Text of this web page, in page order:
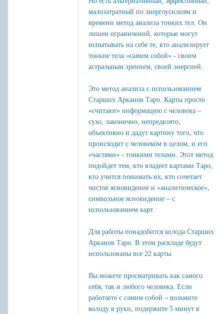
малозатратный по энергоусилиям и
времени метод анализа тонких тел. Он
лишен ограничений, которые могут
испытывать на себе те, кто анализирует
тонкие тела «самим собой» - своим
астральным зрением, своей энергией.
Это метод анализа с использованием
Старших Арканов Таро. Карты просто
«считают» информацию с человека –
сухо, лаконично, непредвзято,
объективно и дадут картину того, что
происходит с человеком в целом, и его
«частями» - тонкими телами. Этот метод
подойдет тем, кто владеет картами Таро,
кто учится понимать их, кто сочетает
чистое ясновидение и «аналитическое»,
символьное ясновидение – с
использованием карт.
Для работы понадобится колода Старших
Арканов Таро. В этом раскладе будут
использованы все 22 карты.
Вы можете просматривать как самого
себя, так и любого человека. Если
работаете с самим собой – возьмите
колоду в руки, подержите 5 минут в